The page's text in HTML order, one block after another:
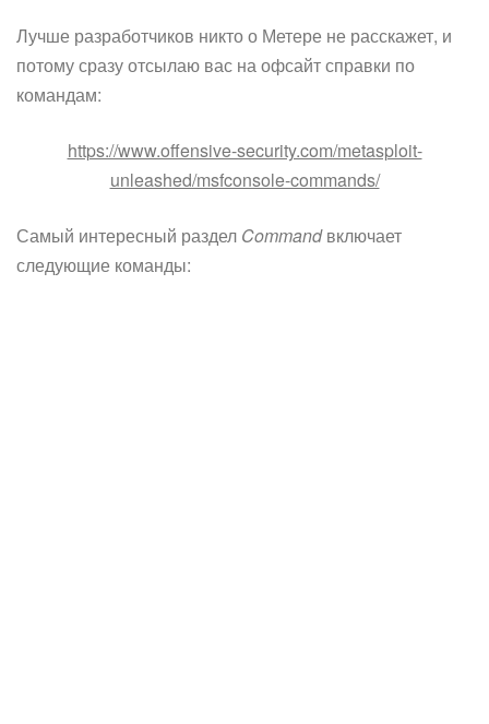
Лучше разработчиков никто о Метере не расскажет, и
потому сразу отсылаю вас на офсайт справки по
командам:
https://www.offensive-security.com/metasploit-
unleashed/msfconsole-commands/
Самый интересный раздел Commandвключает
следующие команды: